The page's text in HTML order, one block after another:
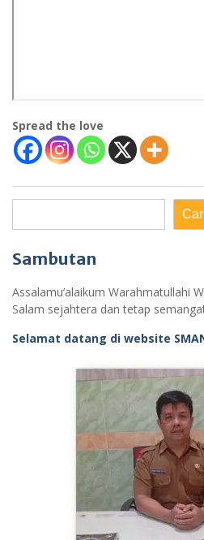
Spread the love
Sambutan
Assalamu’alaikum Warahmatullahi
Salam sejahtera dan tetap
Selamat datang di website